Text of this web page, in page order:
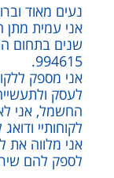
נעים מאוד
שנים בתחום
994615.
אני מספק
לעסק
החשמל, אני
אני מלווה את
לספק להם